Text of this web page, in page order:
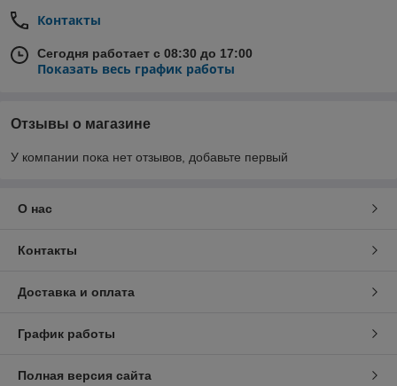
Контакты
Сегодня работает с 08:30 до 17:00
Показать весь график работы
Отзывы о магазине
У компании пока нет отзывов, добавьте первый
О нас
Контакты
Доставка и оплата
График работы
Полная версия сайта